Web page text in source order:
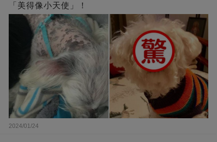
「美得像小天使」！
2024/01/24